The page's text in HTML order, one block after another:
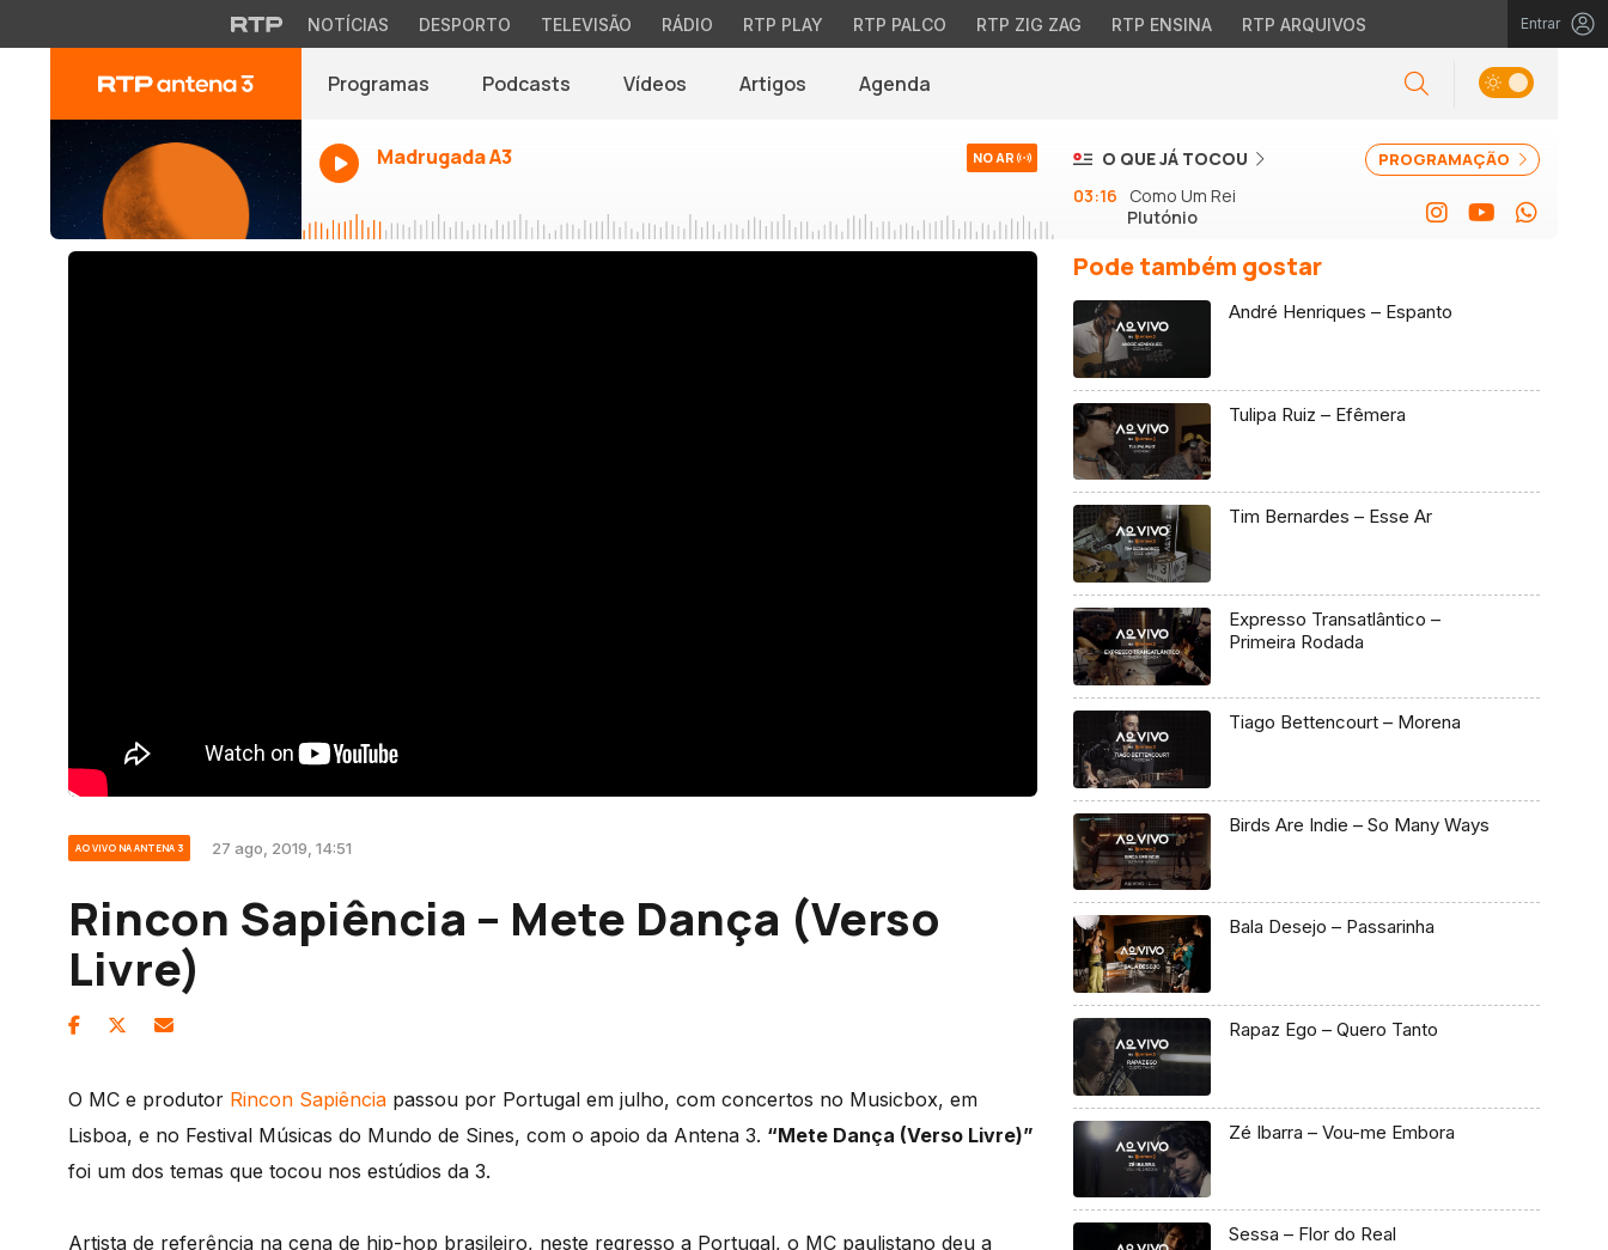
NOTÍCIAS DESPORTO TELEVISÃO RÁDIO RTP PLAY RTP PALCO RTP ZIG ZAG RTP ENSINA RTP ARQUIVOS Entrar
Programas Podcasts Vídeos Artigos Agenda
Madrugada A3 NO AR PROGRAMAÇÃO
O QUE JÁ TOCOU
03:16
Como Um Rei
Plutónio
AO VIVO NA ANTENA 3 27 ago, 2019, 14:51
Rincon Sapiência – Mete Dança (Verso
Livre)
O MC e produtor Rincon Sapiência passou por Portugal em julho, com concertos no Musicbox, em
Lisboa, e no Festival Músicas do Mundo de Sines, com o apoio da Antena 3. “Mete Dança (Verso Livre)”
foi um dos temas que tocou nos estúdios da 3.
Artista de referência na cena de hip-hop brasileiro, neste regresso a Portugal, o MC paulistano deu a
Pode também gostar
André Henriques – Espanto
Tulipa Ruiz – Efêmera
Tim Bernardes – Esse Ar
Expresso Transatlântico –
Primeira Rodada
Tiago Bettencourt – Morena
Birds Are Indie – So Many Ways
Bala Desejo – Passarinha
Rapaz Ego – Quero Tanto
Zé Ibarra – Vou-me Embora
Sessa – Flor do Real